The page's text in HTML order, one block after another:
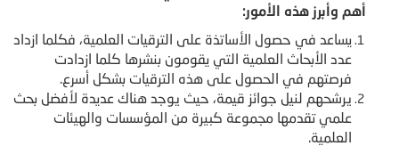
أهم وأبرز هذه الأمور:
يساعد في حصول الأساتذة على الترقيات العلمية، فكلما ازداد
عدد الأبحاث العلمية التي يقومون بنشرها كلما ازدادت
فرصتهم في الحصول على هذه الترقيات بشكل أسرع.
يرشحهم لنيل جوائز قيمة، حيث يوجد هناك عديدة لأفضل بحث
علمي تقدمها مجموعة كبيرة من المؤسسات والهيئات
العلمية.